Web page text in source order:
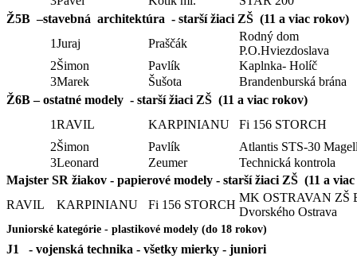
Ž5B –stavebná architektúra - starší žiaci ZŠ (11 a viac rokov)
1Juraj Praščák
Rodný dom
P.O.Hviezdoslava
2Šimon Pavlík
Kaplnka- Holíč
3Marek Šušota
Brandenburská brána
Ž6B – ostatné modely - starší žiaci ZŠ (11 a viac rokov)
1RAVIL KARPINIANU
Fi 156 STORCH
2Šimon Pavlík
Atlantis STS-30
3Leonard Zeumer
Technická kontrola
Majster SR žiakov - papierové modely - starší žiaci ZŠ (11 a
RAVIL
KARPINIANU Fi 156 STORCH
MK OSTRAVAN ZŠ
Dvorského Ostrava
Juniorské kategórie - plastikové modely (do 18 rokov)
J1 - vojenská technika - všetky mierky - juniori